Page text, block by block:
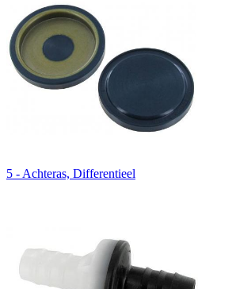
5 - Achteras, Differentieel